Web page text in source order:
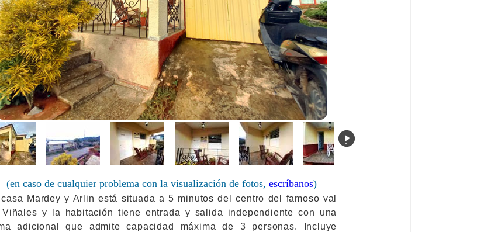
.
(en caso de cualquier problema con la visualización de fotos, escríbanos)
casa Mardey y Arlin está situada a 5 minutos del centro del famoso val
y la habitación tiene entrada y salida independiente con una
adicional que admite capacidad máxima de 3 personas. Incluye